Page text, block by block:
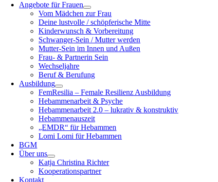
Angebote für Frauen
Vom Mädchen zur Frau
Deine lustvolle / schöpferische Mitte
Kinderwunsch & Vorbereitung
Schwanger-Sein / Mutter werden
Mutter-Sein im Innen und Außen
Frau- & Partnerin Sein
Wechseljahre
Beruf & Berufung
Ausbildung
FemResilia – Female Resilienz Ausbildung
Hebammenarbeit & Psyche
Hebammenarbeit 2.0 – lukrativ & konstruktiv
Hebammenauszeit
„EMDR“ für Hebammen
Lomi Lomi für Hebammen
BGM
Über uns
Katja Christina Richter
Kooperationspartner
Kontakt